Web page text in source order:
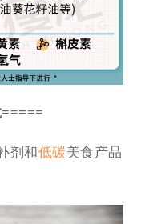
剂和低碳美食产品